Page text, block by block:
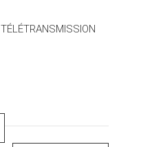
TÉLÉTRANSMISSION